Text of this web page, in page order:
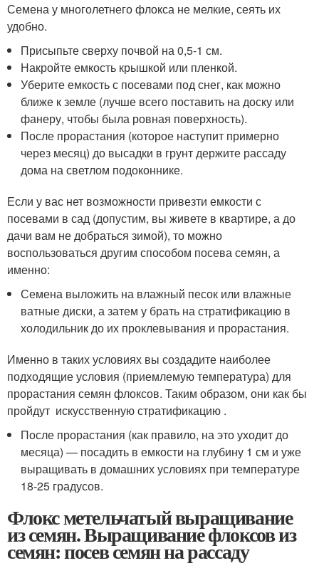
Семена у многолетнего флокса не мелкие, сеять их
удобно.
Присыпьте сверху почвой на 0,5-1 см.
Накройте емкость крышкой или пленкой.
Уберите емкость с посевами под снег, как можно
ближе к земле (лучше всего поставить на доску или
фанеру, чтобы была ровная поверхность).
После прорастания (которое наступит примерно
через месяц) до высадки в грунт держите рассаду
дома на светлом подоконнике.
Если у вас нет возможности привезти емкости с
посевами в сад (допустим, вы живете в квартире, а до
дачи вам не добраться зимой), то можно
воспользоваться другим способом посева семян, а
именно:
Семена выложить на влажный песок или влажные
ватные диски, а затем у брать на стратификацию в
холодильник до их проклевывания и прорастания.
Именно в таких условиях вы создадите наиболее
подходящие условия (приемлемую температура) для
прорастания семян флоксов. Таким образом, они как бы
пройдут искусственную стратификацию .
После прорастания (как правило, на это уходит до
месяца) — посадить в емкости на глубину 1 см и уже
выращивать в домашних условиях при температуре
18-25 градусов.
Флокс метельчатый выращивание
из семян. Выращивание флоксов из
семян: посев семян на рассаду